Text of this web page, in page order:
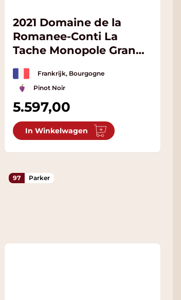
2021 Domaine de la
Romanee-Conti La
Tache Monopole Grand
Frankrijk, Bourgogne
Pinot Noir
5.597,00
In Winkelwagen
97 Parker